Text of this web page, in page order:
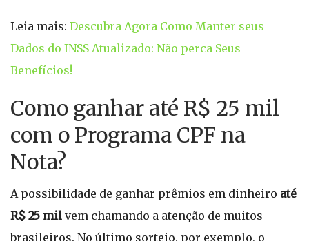
Leia mais: Descubra Agora Como Manter seus
Dados do INSS Atualizado: Não perca Seus
Benefícios!
Como ganhar até R$ 25 mil
com o Programa CPF na
Nota?
A possibilidade de ganhar prêmios em dinheiro até
R$ 25 mil vem chamando a atenção de muitos
brasileiros. No último sorteio, por exemplo, o